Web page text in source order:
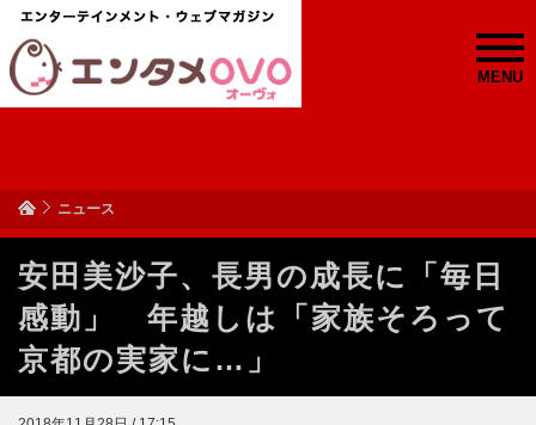
MENU
ニュース
安田美沙子、長男の成長に「毎日
感動」 年越しは「家族そろって
京都の実家に…」